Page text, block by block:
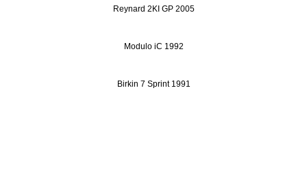
Reynard 2KI GP 2005
Modulo iC 1992
Birkin 7 Sprint 1991